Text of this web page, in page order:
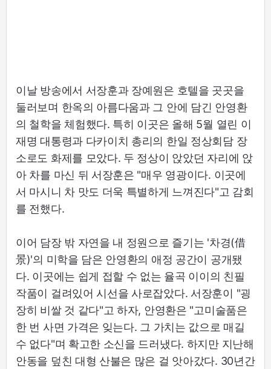
이날 방송에서 서장훈과 장예원은 호텔을 곳곳을
둘러보며 한옥의 아름다움과 그 안에 담긴 안영환
의 철학을 체험했다. 특히 이곳은 올해 5월 열린 이
재명 대통령과 다카이치 총리의 한일 정상회담 장
소로도 화제를 모았다. 두 정상이 앉았던 자리에 앉
아 차를 마신 뒤 서장훈은 "매우 영광이다. 이곳에
서 마시니 차 맛도 더욱 특별하게 느껴진다"고 감회
를 전했다.
이어 담장 밖 자연을 내 정원으로 즐기는 '차경(借
景)'의 미학을 담은 안영환의 애정 공간이 공개됐
다. 이곳에는 쉽게 접할 수 없는 율곡 이이의 친필
작품이 걸려있어 시선을 사로잡았다. 서장훈이 "굉
장히 비쌀 것 같다"고 하자, 안영환은 "고미술품은
한 번 사면 가격은 잊는다. 그 가치는 값으로 매길
수 없다"며 확고한 소신을 드러냈다. 하지만 지난해
안동을 덮친 대형 산불은 많은 걸 앗아갔다. 30년간